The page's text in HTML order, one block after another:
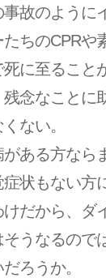
故のように
ちのCPRや
に至ること
念なことに
ない。
がある方なら
状もない方
だから、ダ
うなるので
ろうか。